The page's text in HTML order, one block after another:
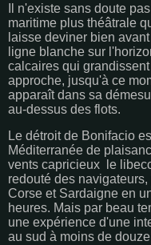
Il n'existe sans doute
maritime plus théâtrale
laisse deviner bien
ligne blanche sur
calcaires qui
approche, jusqu'à ce
apparaît dans sa
au-dessus des flots.
Le détroit de Bonifacio
Méditerranée de
vents capricieux le
redouté des
Corse et Sardaigne en
heures. Mais par beau
une expérience d'une
au sud à moins de